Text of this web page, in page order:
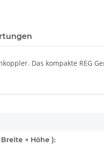
Das kompakte REG
× Höhe ):